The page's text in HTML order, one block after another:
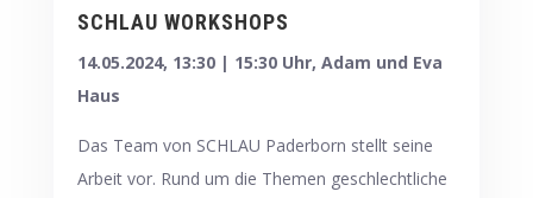
SCHLAU WORKSHOPS
14.05.2024, 13:30 | 15:30 Uhr, Adam und Eva
Haus
Das Team von SCHLAU Paderborn stellt seine
Arbeit vor. Rund um die Themen geschlechtliche